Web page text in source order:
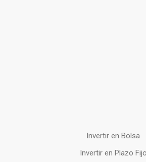
Invertir en Bolsa
Invertir en Plazo Fijo